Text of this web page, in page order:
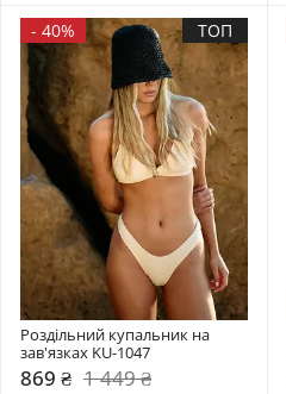
- 40% ТОП
Роздільний купальник на
зав'язках KU-1047
869 ₴ 1 449 ₴